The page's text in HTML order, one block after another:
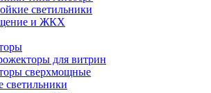
светильники
и ЖКХ
для витрин
сверхмощные
светильники